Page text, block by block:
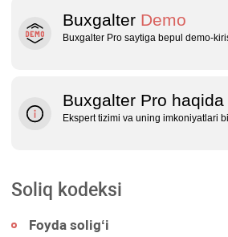
Buxgalter Demo
Buxgalter Pro saytiga bepul
Buxgalter Pro haqida
Ekspert tizimi va uning imkoniyatlari
Soliq kodeksi
Foyda soligʻi